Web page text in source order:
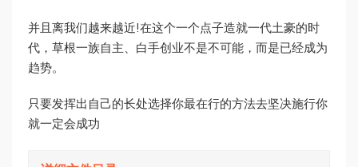
并且离我们越来越近!在这个一个点子造就一代土豪的时
代，草根一族自主、白手创业不是不可能，而是已经成为
趋势。
只要发挥出自己的长处选择你最在行的方法去坚决施行你
就一定会成功